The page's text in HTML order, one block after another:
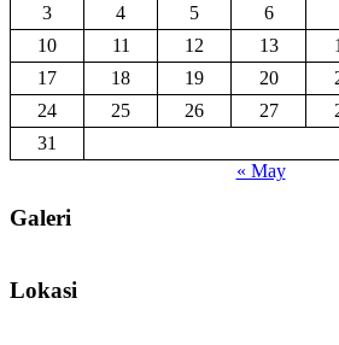
3
4 5 6
10
11 12 13
17
18 19 20
24
25 26 27
31
« May
Galeri
Lokasi